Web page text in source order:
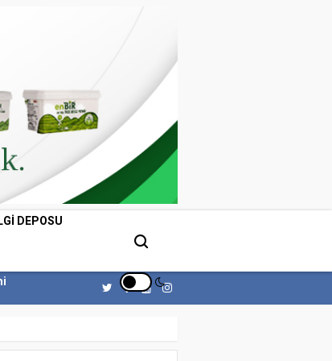
DEPOSU